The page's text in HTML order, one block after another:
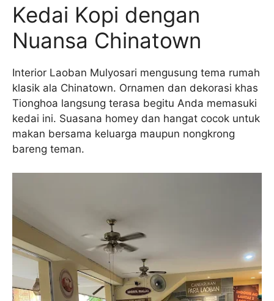
Kedai Kopi dengan
Nuansa Chinatown
Interior Laoban Mulyosari mengusung tema rumah
klasik ala Chinatown. Ornamen dan dekorasi khas
Tionghoa langsung terasa begitu Anda memasuki
kedai ini. Suasana homey dan hangat cocok untuk
makan bersama keluarga maupun nongkrong
bareng teman.